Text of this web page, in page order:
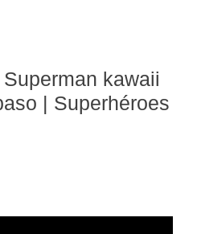
kawaii
| Superhéroes